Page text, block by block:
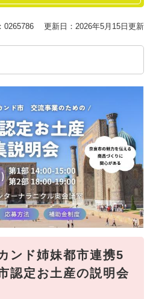
0265786 更新日：2026年5月15日更新
ンド姉妹都市連携5
認定お土産の説明会